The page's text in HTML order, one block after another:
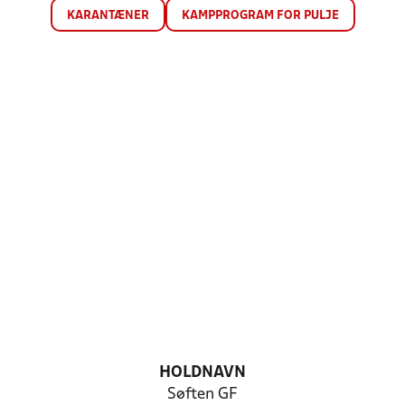
KARANTÆNER KAMPPROGRAM FOR PULJE
HOLDNAVN
Søften GF